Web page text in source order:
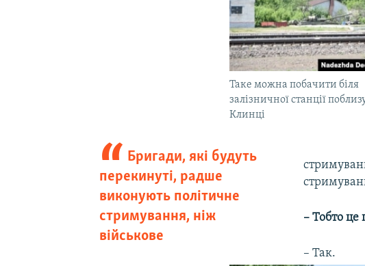
Таке можна побачити біля
залізничної станції
Клинці
Бригади, які будуть
перекинуті, радше
виконують політичне
стримування, ніж
військове
– Тобто це
– Так.